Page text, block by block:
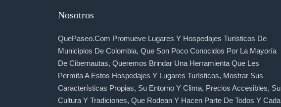
Nosotros
QuePaseo.com Promueve Lugares Y Hospedajes Turísticos De
Municipios De Colombia, Que Son Poco Conocidos Por La Mayoría
De Cibernautas, Queremos Brindar Una Herramienta Que Les
Permita A Estos Hospedajes Y Lugares Turísticos, Mostrar Sus
Características Propias, Su Entorno Y Clima, Precios Accesibles, Su
Cultura Y Tradiciones, Que Rodean Y Hacen Parte De Todos Y Cada